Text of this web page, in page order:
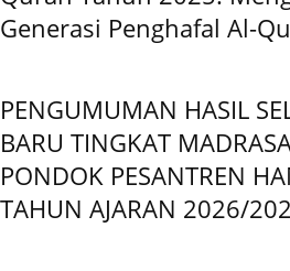
Generasi Penghafal Al-
PENGUMUMAN HASIL
BARU TINGKAT
PONDOK PESANTREN
TAHUN AJARAN 2026/